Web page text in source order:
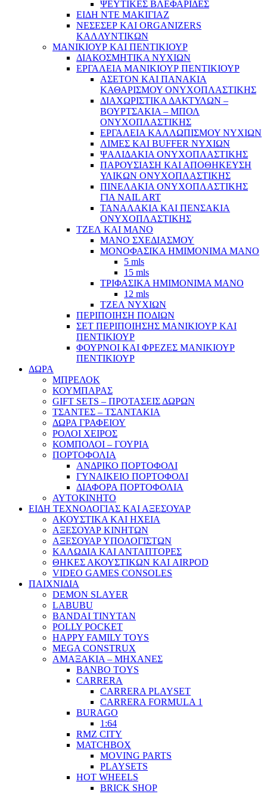
ΨΕΥΤΙΚΕΣ ΒΛΕΦΑΡΙΔΕΣ
ΕΙΔΗ ΝΤΕ ΜΑΚΙΓΙΑΖ
ΝΕΣΕΣΕΡ ΚΑΙ ORGANIZERS
ΚΑΛΛΥΝΤΙΚΩΝ
ΜΑΝΙΚΙΟΥΡ ΚΑΙ ΠΕΝΤΙΚΙΟΥΡ
ΔΙΑΚΟΣΜΗΤΙΚΑ ΝΥΧΙΩΝ
ΕΡΓΑΛΕΙΑ ΜΑΝΙΚΙΟΥΡ ΠΕΝΤΙΚΙΟΥΡ
ΑΣΕΤΟΝ ΚΑΙ ΠΑΝΑΚΙΑ
ΚΑΘΑΡΙΣΜΟΥ ΟΝΥΧΟΠΛΑΣΤΙΚΗΣ
ΔΙΑΧΩΡΙΣΤΙΚΑ ΔΑΚΤΥΛΩΝ –
ΒΟΥΡΤΣΑΚΙΑ – ΜΠΟΛ
ΟΝΥΧΟΠΛΑΣΤΙΚΗΣ
ΕΡΓΑΛΕΙΑ ΚΑΛΛΩΠΙΣΜΟΥ ΝΥΧΙΩΝ
ΛΙΜΕΣ ΚΑΙ BUFFER ΝΥΧΙΩΝ
ΨΑΛΙΔΑΚΙΑ ΟΝΥΧΟΠΛΑΣΤΙΚΗΣ
ΠΑΡΟΥΣΙΑΣΗ ΚΑΙ ΑΠΟΘΗΚΕΥΣΗ
ΥΛΙΚΩΝ ΟΝΥΧΟΠΛΑΣΤΙΚΗΣ
ΠΙΝΕΛΑΚΙΑ ΟΝΥΧΟΠΛΑΣΤΙΚΗΣ
ΓΙΑ NAIL ART
ΤΑΝΑΛΑΚΙΑ ΚΑΙ ΠΕΝΣΑΚΙΑ
ΟΝΥΧΟΠΛΑΣΤΙΚΗΣ
ΤΖΕΛ ΚΑΙ ΜΑΝΟ
ΜΑΝΟ ΣΧΕΔΙΑΣΜΟΥ
ΜΟΝΟΦΑΣΙΚΑ ΗΜΙΜΟΝΙΜΑ ΜΑΝΟ
5 mls
15 mls
ΤΡΙΦΑΣΙΚΑ ΗΜΙΜΟΝΙΜΑ ΜΑΝΟ
12 mls
ΤΖΕΛ ΝΥΧΙΩΝ
ΠΕΡΙΠΟΙΗΣΗ ΠΟΔΙΩΝ
ΣΕΤ ΠΕΡΙΠΟΙΗΣΗΣ ΜΑΝΙΚΙΟΥΡ ΚΑΙ
ΠΕΝΤΙΚΙΟΥΡ
ΦΟΥΡΝΟΙ ΚΑΙ ΦΡΕΖΕΣ ΜΑΝΙΚΙΟΥΡ
ΠΕΝΤΙΚΙΟΥΡ
ΔΩΡΑ
ΜΠΡΕΛΟΚ
ΚΟΥΜΠΑΡΑΣ
GIFT SETS – ΠΡΟΤΑΣΕΙΣ ΔΩΡΩΝ
ΤΣΑΝΤΕΣ – ΤΣΑΝΤΑΚΙΑ
ΔΩΡΑ ΓΡΑΦΕΙΟΥ
ΡΟΛΟΙ ΧΕΙΡΟΣ
ΚΟΜΠΟΛΟΙ – ΓΟΥΡΙΑ
ΠΟΡΤΟΦΟΛΙΑ
ΑΝΔΡΙΚΟ ΠΟΡΤΟΦΟΛΙ
ΓΥΝΑΙΚΕΙΟ ΠΟΡΤΟΦΟΛΙ
ΔΙΑΦΟΡΑ ΠΟΡΤΟΦΟΛΙΑ
ΑΥΤΟΚΙΝΗΤΟ
ΕΙΔΗ ΤΕΧΝΟΛΟΓΙΑΣ ΚΑΙ ΑΞΕΣΟΥΑΡ
ΑΚΟΥΣΤΙΚΑ ΚΑΙ ΗΧΕΙΑ
ΑΞΕΣΟΥΑΡ ΚΙΝΗΤΩΝ
ΑΞΕΣΟΥΑΡ ΥΠΟΛΟΓΙΣΤΩΝ
ΚΑΛΩΔΙΑ ΚΑΙ ΑΝΤΑΠΤΟΡΕΣ
ΘΗΚΕΣ ΑΚΟΥΣΤΙΚΩΝ ΚΑΙ AIRPOD
VIDEO GAMES CONSOLES
ΠΑΙΧΝΙΔΙΑ
DEMON SLAYER
LABUBU
BANDAI TINYTAN
POLLY POCKET
HAPPY FAMILY TOYS
MEGA CONSTRUX
ΑΜΑΞΑΚΙΑ – ΜΗΧΑΝΕΣ
BANBO TOYS
CARRERA
CARRERA PLAYSET
CARRERA FORMULA 1
BURAGO
1:64
RMZ CITY
MATCHBOX
MOVING PARTS
PLAYSETS
HOT WHEELS
BRICK SHOP